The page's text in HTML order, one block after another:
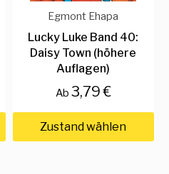
Egmont Ehapa
Lucky Luke Band 40:
Daisy Town (höhere
Auflagen)
Ab 3,79 €
Zustand wählen